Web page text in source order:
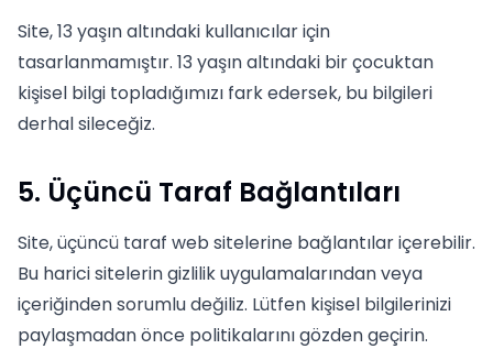
Site, 13 yaşın altındaki kullanıcılar için
tasarlanmamıştır. 13 yaşın altındaki bir çocuktan
kişisel bilgi topladığımızı fark edersek, bu bilgileri
derhal sileceğiz.
5. Üçüncü Taraf Bağlantıları
Site, üçüncü taraf web sitelerine bağlantılar içerebilir.
Bu harici sitelerin gizlilik uygulamalarından veya
içeriğinden sorumlu değiliz. Lütfen kişisel bilgilerinizi
paylaşmadan önce politikalarını gözden geçirin.